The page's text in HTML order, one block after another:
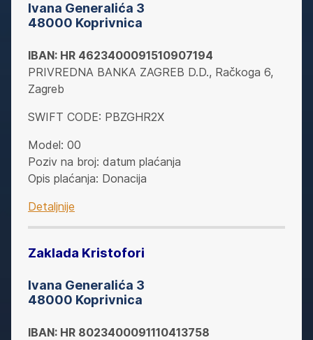
Ivana Generalića 3
48000 Koprivnica
IBAN: HR 4623400091510907194
PRIVREDNA BANKA ZAGREB D.D., Račkoga 6,
Zagreb
SWIFT CODE: PBZGHR2X
Model: 00
Poziv na broj: datum plaćanja
Opis plaćanja: Donacija
Detaljnije
Zaklada Kristofori
Ivana Generalića 3
48000 Koprivnica
IBAN: HR 8023400091110413758